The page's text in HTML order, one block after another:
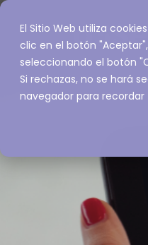
El Sitio Web utiliza
clic en el botón
seleccionando el botón
Si rechazas, no se hará
navegador para